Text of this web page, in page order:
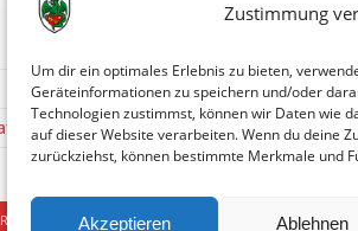
Zustimmung
Um dir ein optimales Erlebnis zu bieten,
Geräteinformationen zu speichern und/oder
Technologien zustimmst, können wir Daten wie
auf dieser Website verarbeiten. Wenn du deine
zurückziehst, können bestimmte Merkmale und
Akzeptieren Ablehnen
Titel
DATENSCHUTZERKLÄRUNG